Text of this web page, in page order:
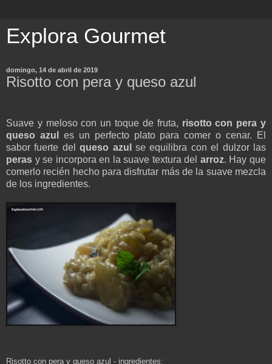
Explora Gourmet
domingo, 14 de abril de 2019
Risotto con pera y queso azul
Suave y meloso con un toque de fruta, risotto con pera y
queso azul
es un perfecto plato para comer o cenar. El
sabor fuerte delqueso azul
se equilibra con el dulzor las
peras y se incorpora en la suave textura del arroz. Hay que
comerlo recién hecho para disfrutar más de la suave mezcla
de los ingredientes.
Risotto con pera y queso azul - ingredientes: